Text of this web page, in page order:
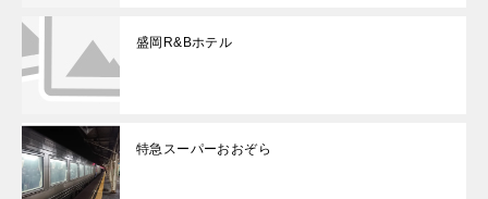
盛岡R&Bホテル
特急スーパーおおぞら